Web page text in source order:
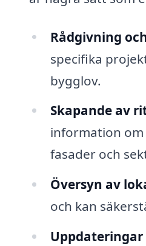
Rådgivning
specifika
bygglov.
Skapande av
information
fasader och
Översyn av
och kan